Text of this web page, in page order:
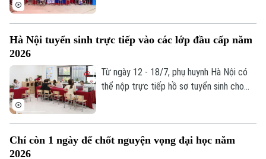
0865.116.699 (hotline)
yêu thích mà cần có một chiến lược hợp
cơ hội trúng tuyển.
Hà Nội tuyển sinh trực tiếp vào các lớp đầu cấp năm
2026
Từ ngày 12 - 18/7, phụ huynh Hà Nội có
thể nộp trực tiếp hồ sơ tuyển sinh cho
Chỉ còn 1 ngày để chốt nguyện vọng đại học năm
2026